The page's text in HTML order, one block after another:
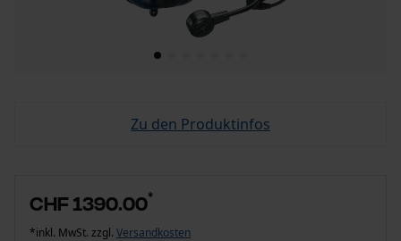
Zu den Produktinfos
CHF 1390.00*
*inkl. MwSt. zzgl. Versandkosten